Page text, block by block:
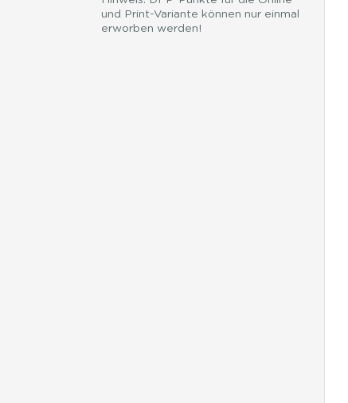
und Print-Variante können nur einmal
erworben werden!